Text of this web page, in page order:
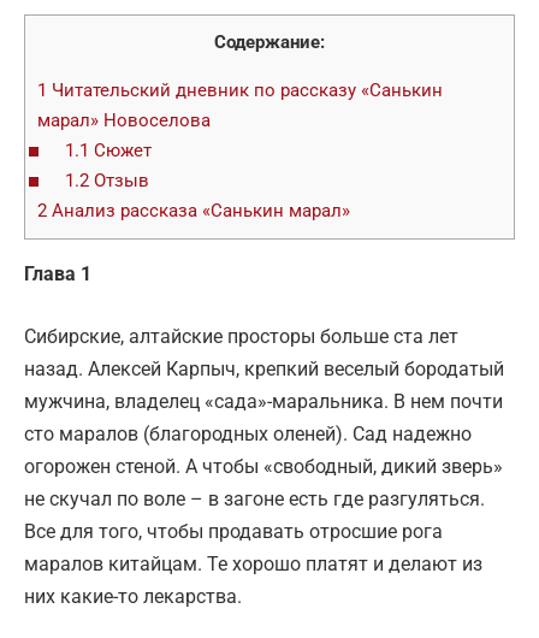
Содержание:
1 Читательский дневник по рассказу «Санькин
марал» Новоселова
1.1 Сюжет
1.2Отзыв
2 Анализ рассказа «Санькин марал»
Глава 1
Сибирские, алтайские просторы больше ста лет
назад. Алексей Карпыч, крепкий веселый бородатый
мужчина, владелец «сада»-маральника. В нем почти
сто маралов (благородных оленей). Сад надежно
огорожен стеной. А чтобы «свободный, дикий зверь»
не скучал по воле – в загоне есть где разгуляться.
Все для того, чтобы продавать отросшие рога
маралов китайцам. Те хорошо платят и делают из
них какие-то лекарства.